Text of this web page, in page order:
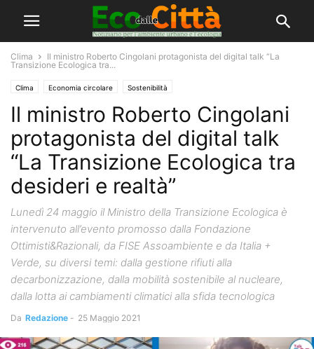
Clima
Il ministro Roberto Cingolani protagonista del digital talk “La
Transizione Ecologica tra...
Clima Economia circolare Sostenibilità
Il ministro Roberto Cingolani
protagonista del digital talk
“La Transizione Ecologica tra
desideri e realtà”
Lunedì 24 maggio il Ministro della Transizione Ecologica è
intervenuto all’evento promosso dalla Fondazione
Ottimisti&Razionali, da FISE Assoambiente e da Italia +
Verde, su diversi temi: dalla gestione rifiuti alla
decarbonizzazione, dalla mobilità sostenibile al nucleare,
dalla lotta ai cambiamenti climatici alla sfida tecnologica
Da Redazione - 25 Maggio 2021